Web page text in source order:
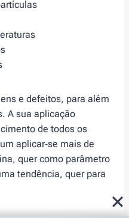
e defeitos, para além
A sua aplicação
de todos os
aplicar‑se mais de
quer como parâmetro
tendência, quer para